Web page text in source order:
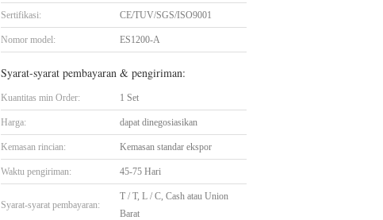
Sertifikasi: CE/TUV/SGS/ISO9001
Nomor model: ES1200-A
Syarat-syarat pembayaran & pengiriman:
Kuantitas min Order: 1 Set
Harga: dapat dinegosiasikan
Kemasan rincian: Kemasan standar ekspor
Waktu pengiriman: 45-75 Hari
Syarat-syarat pembayaran:
T / T, L / C, Cash atau Union
Barat